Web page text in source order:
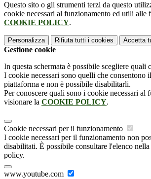
Questo sito o gli strumenti terzi da questo
cookie necessari al funzionamento ed utili alle
COOKIE POLICY.
Personalizza Rifiuta tutti i cookies Accetta
Gestione cookie
In questa schermata è possibile scegliere quali
I cookie necessari sono quelli che consentono
piattaforma e non è possibile disabilitarli.
Per conoscere quali sono i cookie necessari al
visionare la COOKIE POLICY.
Cookie necessari per il funzionamento
I cookie necessari per il funzionamento non
disabilitati. È possibile consultare l'elenco
policy.
www.youtube.com